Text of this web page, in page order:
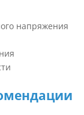
напряжения